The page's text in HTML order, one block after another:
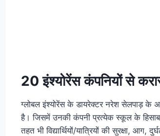
20 इंश्योरेंस कंपनियों से
ग्लोबल इंश्योरेंस के डायरेक्टर नरेश सेलपाड़ के
है। जिसमें उनकी कंपनी प्रत्येक स्कूल के हिसाब
तहत भी विद्यार्थियों/यात्रियों की सुरक्षा, आग,